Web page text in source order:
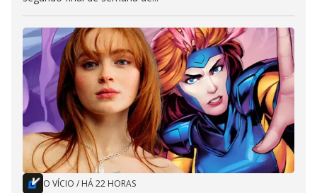
O VÍCIO / HÁ 22 HORAS